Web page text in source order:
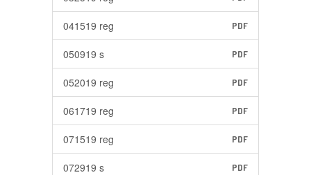
041519 reg PDF
050919 s PDF
052019 reg PDF
061719 reg PDF
071519 reg PDF
072919 s PDF